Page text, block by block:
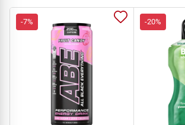
-7% -20%